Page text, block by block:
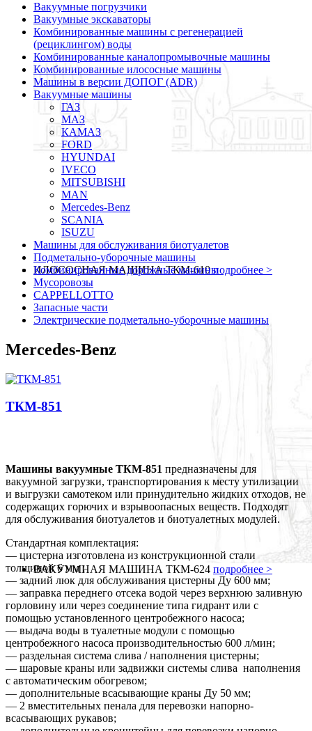
ИЛОСОСНАЯ МАШИНА ТКМ-610подробнее >
ВАКУУМНАЯ МАШИНА ТКМ-624 подробнее >
Вакуумные погрузчики
Вакуумные экскаваторы
Комбинированные машины с регенерацией
(рециклингом) воды
Комбинированные каналопромывочные машины
Комбинированные илососные машины
Машины в версии ДОПОГ (ADR)
Вакуумные машины
ГАЗ
МАЗ
КАМАЗ
FORD
HYUNDAI
IVECO
MITSUBISHI
MAN
Mercedes-Benz
SCANIA
ISUZU
Машины для обслуживания биотуалетов
Подметально-уборочные машины
Комбинированные дорожные машины
Мусоровозы
CAPPELLOTTO
Запасные части
Электрические подметально-уборочные машины
Mercedes-Benz
ТКМ-851
Машины вакуумные ТКМ-851 предназначены для
вакуумной загрузки, транспортирования к месту утилизации
и выгрузки самотеком или принудительно жидких отходов, не
содержащих горючих и взрывоопасных веществ. Подходят
для обслуживания биотуалетов и биотуалетных модулей.
Стандартная комплектация:
— цистерна изготовлена из конструкционной стали
толщиной 6 мм ;
— задний люк для обслуживания цистерны Ду 600 мм;
— заправка переднего отсека водой через верхнюю заливную
горловину или через соединение типа гидрант или с
помощью установленного центробежного насоса;
— выдача воды в туалетные модули с помощью
центробежного насоса производительностью 600 л/мин;
— раздельная система слива / наполнения цистерны;
— шаровые краны или задвижки системы слива наполнения
с автоматическим обогревом;
— дополнительные всасывающие краны Ду 50 мм;
— 2 вместительных пенала для перевозки напорно-
всасывающих рукавов;